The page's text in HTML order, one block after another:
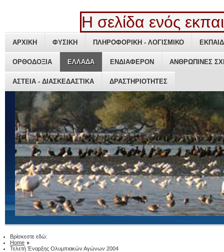
ΑΡΧΙΚΗ ΦΥΣΙΚΗ ΠΛΗΡΟΦΟΡΙΚΗ - ΛΟΓΙΣΜΙΚΟ
ΟΡΘΟΔΟΞΙΑ ΕΛΛΑΔΑ ΕΝΔΙΑΦΕΡΟΝ ΑΝΘΡΩΠΙΝΕΣ
ΑΣΤΕΙΑ - ΔΙΑΣΚΕΔΑΣΤΙΚΑ ΔΡΑΣΤΗΡΙΟΤΗΤΕΣ
ΑΡΧΙΚΗ ΦΥΣΙΚΗ ΠΛΗΡΟΦΟΡΙΚΗ - ΛΟΓΙΣΜΙΚΟ
ΟΡΘΟΔΟΞΙΑ ΕΛΛΑΔΑ ΕΝΔΙΑΦΕΡΟΝ ΑΝΘΡΩΠΙΝΕΣ
ΑΣΤΕΙΑ - ΔΙΑΣΚΕΔΑΣΤΙΚΑ ΔΡΑΣΤΗΡΙΟΤΗΤΕΣ
Η σελίδα ενός
Βρίσκεστε εδώ:
Home
Τελετή Έναρξης Ολυμπιακών Αγώνων 2004